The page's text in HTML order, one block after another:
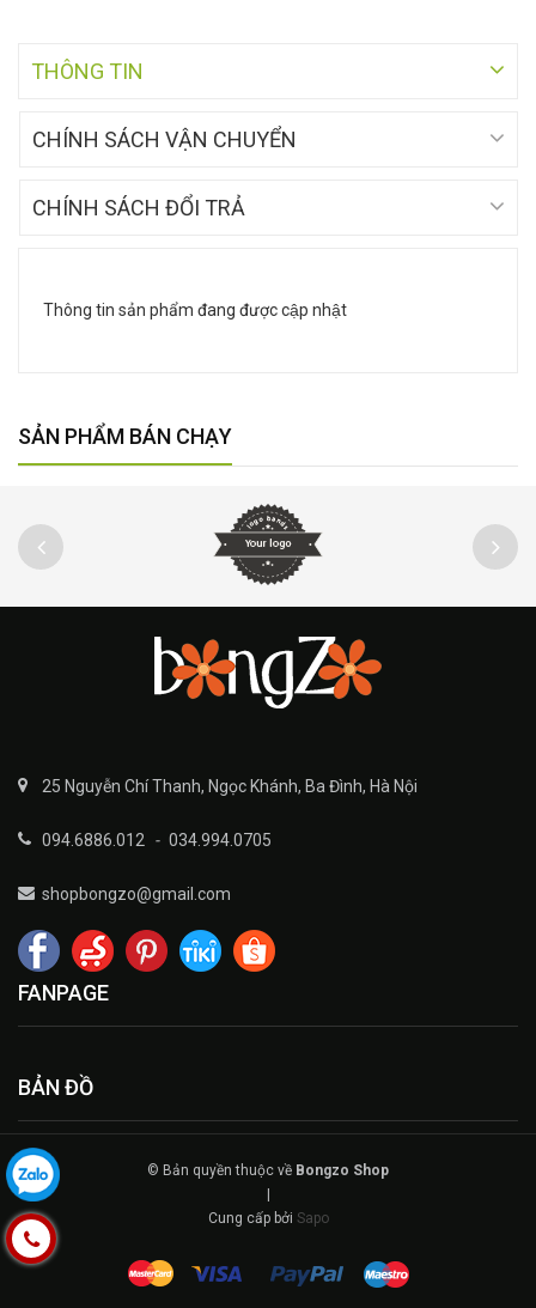
THÔNG TIN
CHÍNH SÁCH VẬN CHUYỂN
CHÍNH SÁCH ĐỔI TRẢ
Thông tin sản phẩm đang được cập nhật
SẢN PHẨM BÁN CHẠY
25 Nguyễn Chí Thanh, Ngọc Khánh, Ba Đình, Hà Nội
094.6886.012 - 034.994.0705
shopbongzo@gmail.com
FANPAGE
BẢN ĐỒ
© Bản quyền thuộc về Bongzo Shop
Cung cấp bởi Sapo